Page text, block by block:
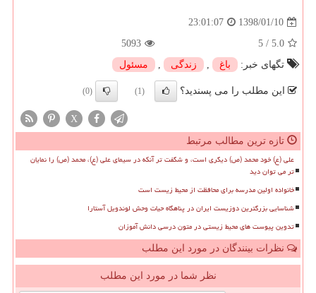
1398/01/10
23:01:07
5.0
/
5
5093
تگهای خبر:
باغ , زندگی , مسئول
این مطلب را می پسندید؟ (1)
(0)
X
تازه ترین مطالب مرتبط
علی (ع) خود محمد (ص) دیگری است، و شگفت تر آنکه در سیمای علی (ع)، محمد (ص) را نمایان
تر می توان دید
خانواده اولین مدرسه برای محافظت از محیط زیست است
شناسایی بزرگترین دوزیست ایران در پناهگاه حیات وحش لوندویل آستارا
تدوین پیوست های محیط زیستی در متون درسی دانش آموزان
نظرات بینندگان در مورد این مطلب
نظر شما در مورد این مطلب